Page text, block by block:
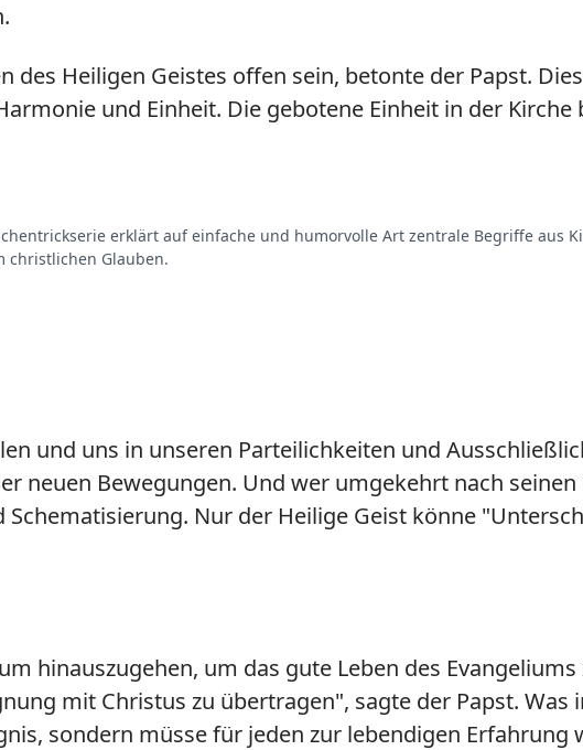
Heiligen Geistes offen sein, betonte der Papst.
und Einheit. Die gebotene Einheit in der Kirche
erklärt auf einfache und humorvolle Art zentrale Begriffe aus
christlichen Glauben.
und uns in unseren Parteilichkeiten und
neuen Bewegungen. Und wer umgekehrt nach
Nur der Heilige Geist könne
hinauszugehen, um das gute Leben des
mit Christus zu übertragen", sagte der Papst. Was
sondern müsse für jeden zur lebendigen Erfahrung